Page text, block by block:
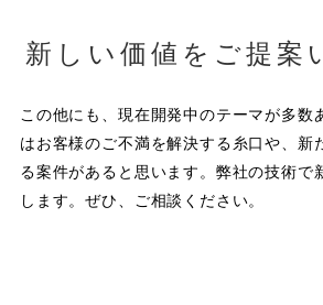
新しい価値をご提案
この他にも、現在開発中のテーマが多数
はお客様のご不満を解決する糸口や、新
る案件があると思います。弊社の技術で
します。ぜひ、ご相談ください。